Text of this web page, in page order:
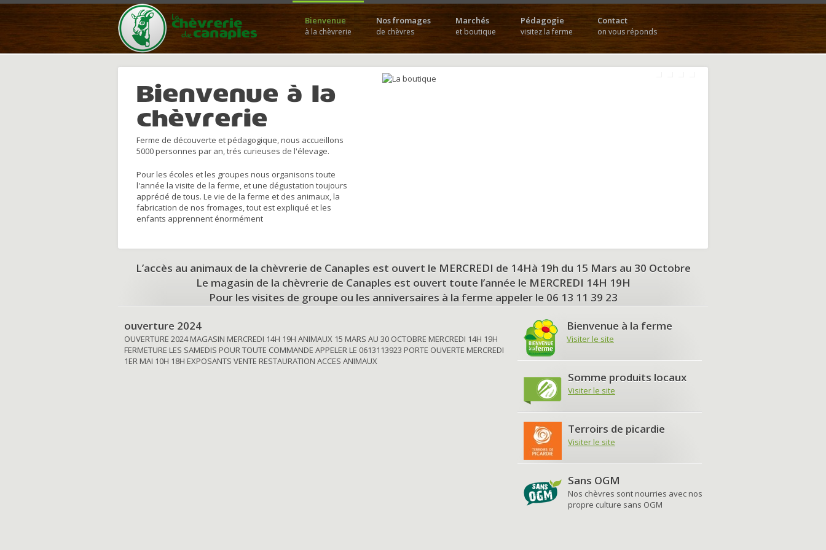
Bienvenue
à la chèvrerie
Nos fromages
de chèvres
Marchés
et boutique
Pédagogie
visitez la ferme
Contact
on vous réponds
Bienvenue à la
chèvrerie
Ferme de découverte et pédagogique, nous accueillons
5000 personnes par an, trés curieuses de l'élevage.
Pour les écoles et les groupes nous organisons toute
l'année la visite de la ferme, et une dégustation toujours
apprécié de tous. Le vie de la ferme et des animaux, la
fabrication de nos fromages, tout est expliqué et les
enfants apprennent énormément
L’accès au animaux de la chèvrerie de Canaples est ouvert le MERCREDI de 14Hà 19h du 15 Mars au 30 Octobre
Le magasin de la chèvrerie de Canaples est ouvert toute l’année le MERCREDI 14H 19H
Pour les visites de groupe ou les anniversaires à la ferme appeler le 06 13 11 39 23
ouverture 2024
OUVERTURE 2024 MAGASIN MERCREDI 14H 19H ANIMAUX 15 MARS AU 30 OCTOBRE MERCREDI 14H 19H
FERMETURE LES SAMEDIS POUR TOUTE COMMANDE APPELER LE 0613113923 PORTE OUVERTE MERCREDI
1ER MAI 10H 18H EXPOSANTS VENTE RESTAURATION ACCES ANIMAUX
Bienvenue à la ferme
Visiter le site
Somme produits locaux
Visiter le site
Terroirs de picardie
Visiter le site
Sans OGM
Nos chèvres sont nourries avec nos
propre culture sans OGM